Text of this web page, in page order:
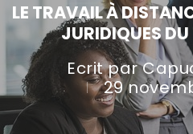
LE TRAVAIL À
JURIDIQUES
Ecrit par
29